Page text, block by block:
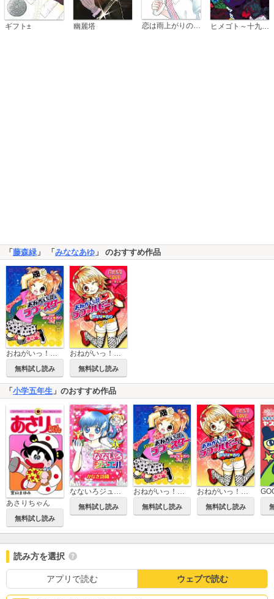
ギフト± 幽麗塔 恋は雨上がりのように
「 藤森緑 」 「 みななあゆ 」 のおすすめ作品
おねがいっ！！ラブ☆スター
無料試し読み
おねがいっ！！ラブルビー
無料試し読み
「 小学五年生 」のおすすめ作品
あさりちゃん
無料試し読み
なないろジュエル
無料試し読み
おねがいっ！！ラブ☆スター
無料試し読み
おねがいっ！！ラブルビー
無料試し読み
読み方を選択
アプリで読む ウェブで読む